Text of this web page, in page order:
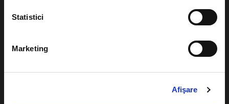
Statistici
Marketing
Afişare
Plata online sau cash
Concerte si